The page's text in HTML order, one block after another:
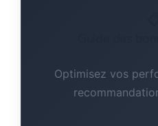
Optimisez vos